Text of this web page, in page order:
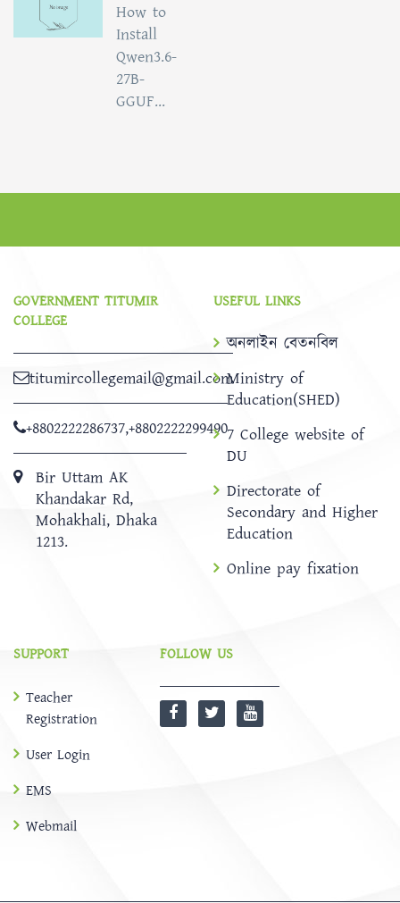
How to
Install
Qwen3.6-
27B-
GGUF...
GOVERNMENT TITUMIR
COLLEGE
titumircollegemail@gmail.com
+8802222286737,+8802222299490
Bir Uttam AK
Khandakar Rd,
Mohakhali, Dhaka
1213.
USEFUL LINKS
অনলাইন বেতনবিল
Ministry of
Education(SHED)
7 College website of
DU
Directorate of
Secondary and Higher
Education
Online pay fixation
SUPPORT
Teacher
Registration
User Login
EMS
Webmail
FOLLOW US